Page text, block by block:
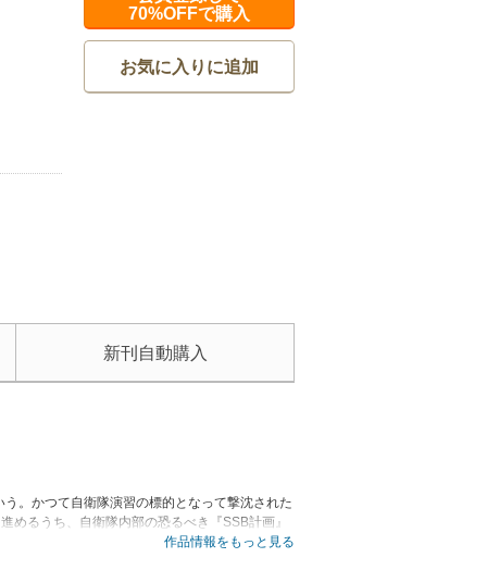
70%OFFで購入
お気に入りに追加
新刊自動購入
。かつて自衛隊演習の標的となって撃沈された
るうち、自衛隊内部の恐るべき『SSB計画』
作品情報をもっと見る